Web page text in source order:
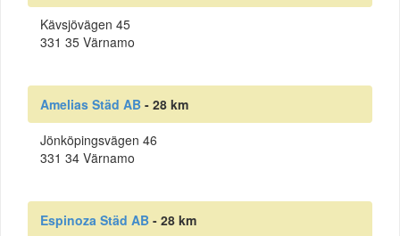
Kävsjövägen 45
331 35 Värnamo
Amelias Städ AB - 28 km
Jönköpingsvägen 46
331 34 Värnamo
Espinoza Städ AB - 28 km